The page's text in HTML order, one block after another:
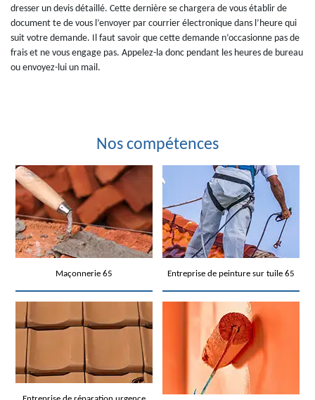
dresser un devis détaillé. Cette dernière se chargera de vous établir de
document te de vous l’envoyer par courrier électronique dans l’heure qui
suit votre demande. Il faut savoir que cette demande n’occasionne pas de
frais et ne vous engage pas. Appelez-la donc pendant les heures de bureau
ou envoyez-lui un mail.
Nos compétences
Maçonnerie 65 Entreprise de peinture sur tuile 65